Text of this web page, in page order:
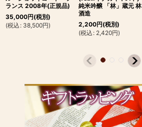
ランス 2008年(正規品)
35,000円(税別)
(税込 : 38,500円)
純米吟醸 「林」蔵元 林
酒造
2,200円(税別)
(税込 : 2,420円)